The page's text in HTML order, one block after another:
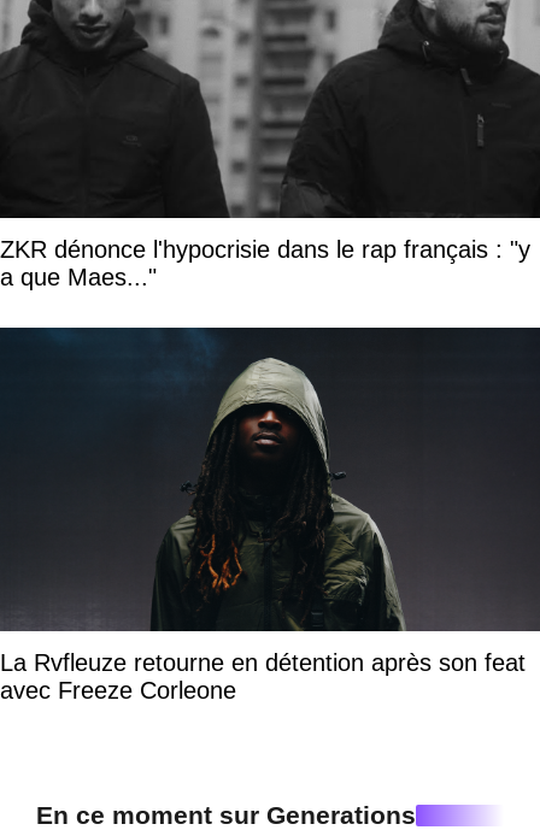
ZKR dénonce l'hypocrisie dans le rap français : "y
a que Maes..."
La Rvfleuze retourne en détention après son feat
avec Freeze Corleone
En ce moment sur Generations